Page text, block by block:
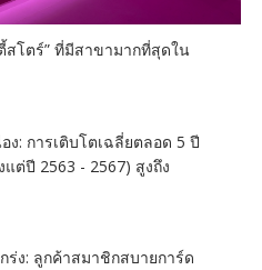
สโตร์” ที่มีสาขามากที่สุดใน
ง: การเติบโตเฉลี่ยตลอด 5 ปี
ต่ปี 2563 - 2567) สูงถึง
ง: ลูกค้าสมาชิกสบายการ์ด